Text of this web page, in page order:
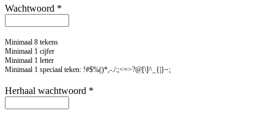
Wachtwoord *
Minimaal 8 tekens
Minimaal 1 cijfer
Minimaal 1 letter
Minimaal 1 speciaal teken: !#$%()*,-./:;<=>?@[\]^_{|}~;
Herhaal wachtwoord *